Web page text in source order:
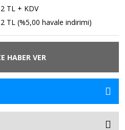
TL + KDV
TL (%5,00 havale indirimi)
HABER VER